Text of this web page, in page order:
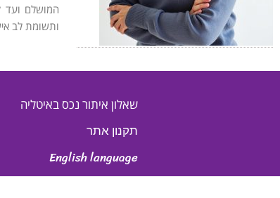
המושלם
ותשומת לב
שאלון איתור נכס באיטליה
תקנון אתר
English language